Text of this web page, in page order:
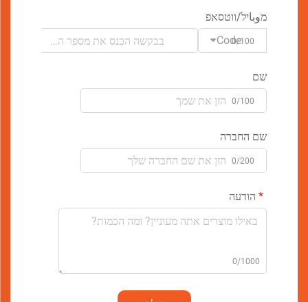
מوباיל/ווטסאפ
Code0/100
שם
0/100
שם החברה
0/200
הודעה
0/1000